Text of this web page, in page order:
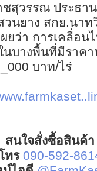
สุวรรณ ประธา
วนยาง สกย.นา
ยว่า การเคลื่อน
นบางพื้นที่มีราค
บาท/ไร่
สนใจสั่งซื้อสินค้า
ทร 090-592-